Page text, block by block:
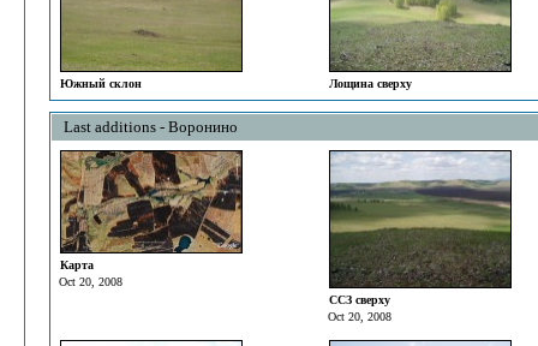
Южный склон Лощина сверху
Last additions - Воронино
Карта
Oct 20, 2008
ССЗ сверху
Oct 20, 2008